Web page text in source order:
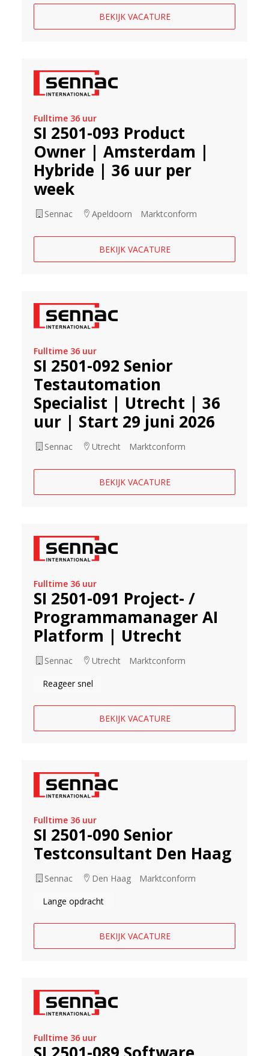
BEKIJK VACATURE
Fulltime 36 uur
SI 2501-093 Product
Owner | Amsterdam |
Hybride | 36 uur per
week
Sennac Apeldoorn Marktconform
BEKIJK VACATURE
Fulltime 36 uur
SI 2501-092 Senior
Testautomation
Specialist | Utrecht | 36
uur | Start 29 juni 2026
Sennac Utrecht Marktconform
BEKIJK VACATURE
Fulltime 36 uur
SI 2501-091 Project- /
Programmamanager AI
Platform | Utrecht
Sennac Utrecht
Marktconform
Reageer snel
BEKIJK VACATURE
Fulltime 36 uur
SI 2501-090 Senior
Testconsultant Den Haag
Sennac Den Haag
Marktconform
Lange opdracht
BEKIJK VACATURE
Fulltime 36 uur